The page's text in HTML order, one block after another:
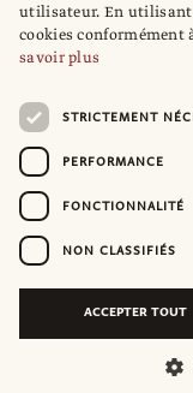
utilisateur. En utilisant
cookies
savoir plus
STRICTEMENT
PERFORMANCE
FONCTIONNALITÉ
NON CLASSIFIÉS
ACCEPTER TOUT